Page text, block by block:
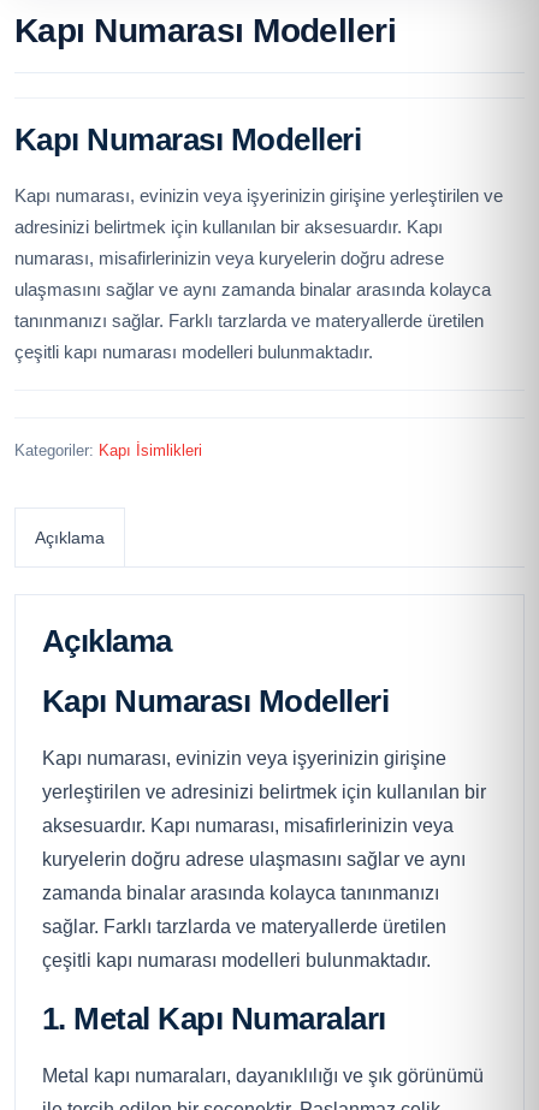
Kapı Numarası Modelleri
Kapı Numarası Modelleri
Kapı numarası, evinizin veya işyerinizin girişine yerleştirilen ve
adresinizi belirtmek için kullanılan bir aksesuardır. Kapı
numarası, misafirlerinizin veya kuryelerin doğru adrese
ulaşmasını sağlar ve aynı zamanda binalar arasında kolayca
tanınmanızı sağlar. Farklı tarzlarda ve materyallerde üretilen
çeşitli kapı numarası modelleri bulunmaktadır.
Kategoriler: Kapı İsimlikleri
Açıklama
Açıklama
Kapı Numarası Modelleri
Kapı numarası, evinizin veya işyerinizin girişine
yerleştirilen ve adresinizi belirtmek için kullanılan bir
aksesuardır. Kapı numarası, misafirlerinizin veya
kuryelerin doğru adrese ulaşmasını sağlar ve aynı
zamanda binalar arasında kolayca tanınmanızı
sağlar. Farklı tarzlarda ve materyallerde üretilen
çeşitli kapı numarası modelleri bulunmaktadır.
1. Metal Kapı Numaraları
Metal kapı numaraları, dayanıklılığı ve şık görünümü